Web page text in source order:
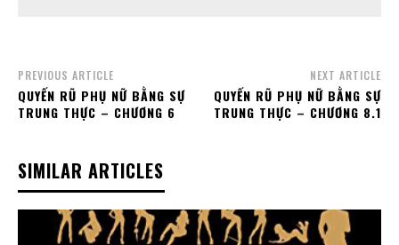
PREVIOUS ARTICLE
QUYẾN RŨ PHỤ NỮ BẰNG SỰ
TRUNG THỰC – CHƯƠNG 6
NEXT ARTICLE
QUYẾN RŨ PHỤ NỮ BẰNG SỰ
TRUNG THỰC – CHƯƠNG 8.1
SIMILAR ARTICLES